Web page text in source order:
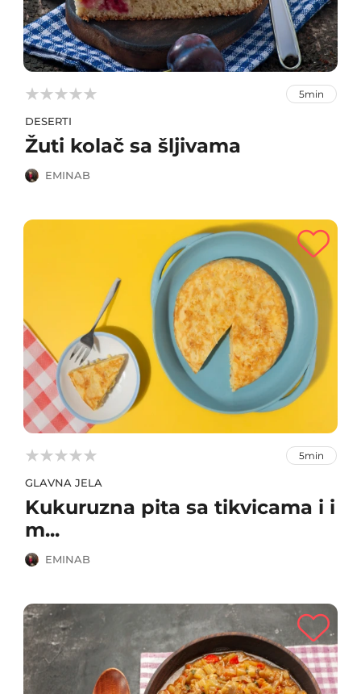


 5min
DESERTI
Žuti kolač sa šljivama
EMINAB


 5min
GLAVNA JELA
Kukuruzna pita sa tikvicama i i
m...
EMINAB